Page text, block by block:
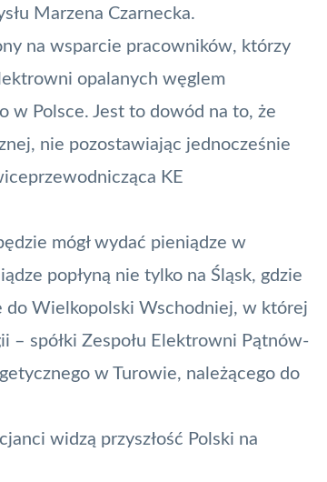
Marzena Czarnecka.
na wsparcie pracowników, którzy
opalanych węglem
w Polsce. Jest to dowód na to, że
nie pozostawiając jednocześnie
KE
mógł wydać pieniądze w
popłyną nie tylko na Śląsk, gdzie
do Wielkopolski Wschodniej, w której
spółki Zespołu Elektrowni Pątnów-
w Turowie, należącego do
widzą przyszłość Polski na